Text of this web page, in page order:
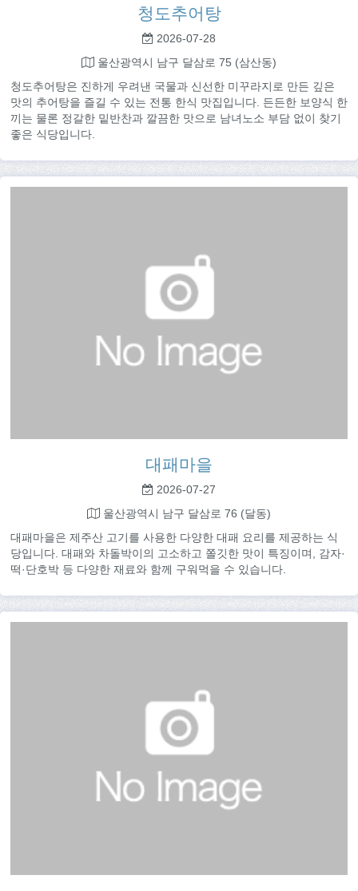
청도추어탕
2026-07-28
울산광역시 남구 달삼로 75 (삼산동)
청도추어탕은 진하게 우려낸 국물과 신선한 미꾸라지로 만든 깊은
맛의 추어탕을 즐길 수 있는 전통 한식 맛집입니다. 든든한 보양식 한
끼는 물론 정갈한 밑반찬과 깔끔한 맛으로 남녀노소 부담 없이 찾기
좋은 식당입니다.
대패마을
2026-07-27
울산광역시 남구 달삼로 76 (달동)
대패마을은 제주산 고기를 사용한 다양한 대패 요리를 제공하는 식
당입니다. 대패와 차돌박이의 고소하고 쫄깃한 맛이 특징이며, 감자·
떡·단호박 등 다양한 재료와 함께 구워먹을 수 있습니다.